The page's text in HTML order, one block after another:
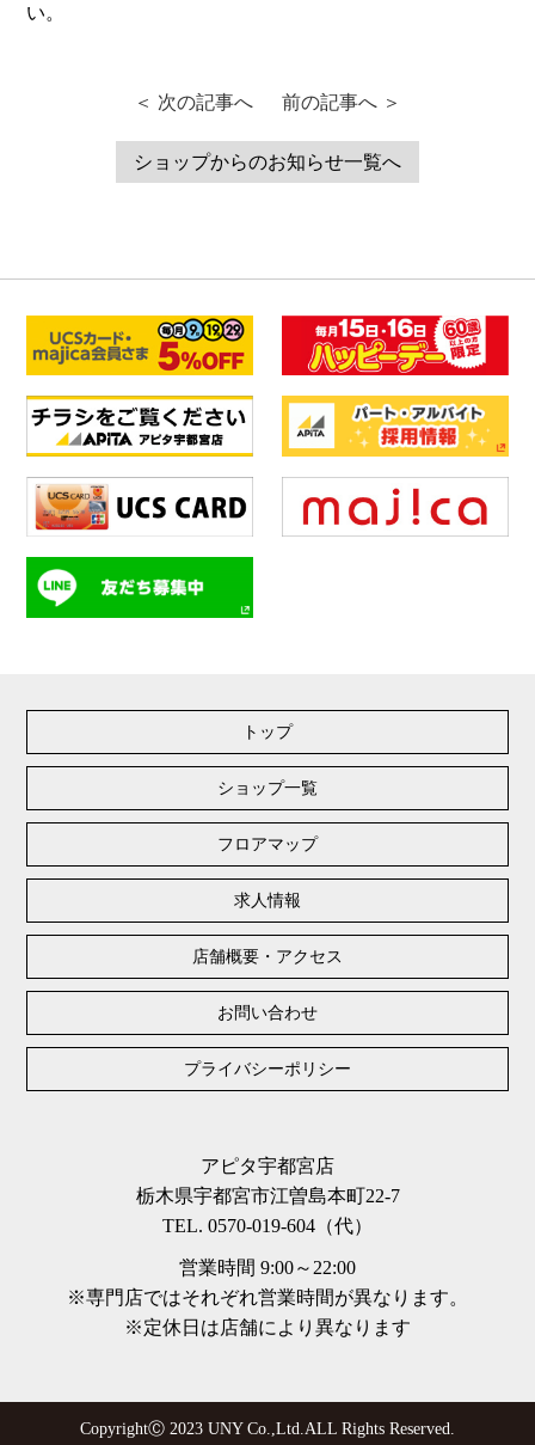
い。
＜ 次の記事へ 前の記事へ ＞
ショップからのお知らせ一覧へ
トップ
ショップ一覧
フロアマップ
求人情報
店舗概要・アクセス
お問い合わせ
プライバシーポリシー
アピタ宇都宮店
栃木県宇都宮市江曽島本町22-7
TEL. 0570-019-604（代）
営業時間 9:00～22:00
※専門店ではそれぞれ営業時間が異なります。
※定休日は店舗により異なります
CopyrightⒸ 2023 UNY Co.,Ltd.ALL Rights Reserved.